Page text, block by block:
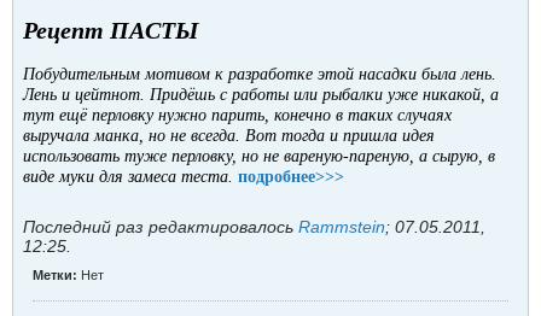
Рецепт ПАСТЫ
Побудительным мотивом к разработке этой насадки была лень.
Лень и цейтнот. Придёшь с работы или рыбалки уже никакой, а
тут ещё перловку нужно парить, конечно в таких случаях
выручала манка, но не всегда. Вот тогда и пришла идея
использовать туже перловку, но не вареную-пареную, а сырую, в
виде муки для замеса теста. подробнее>>>
Последний раз редактировалось Rammstein; 07.05.2011,
12:25
Метки: Нет